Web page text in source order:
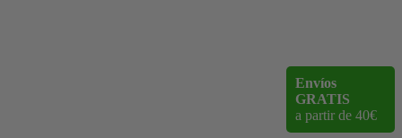
Envíos
GRATIS
a partir de 40€